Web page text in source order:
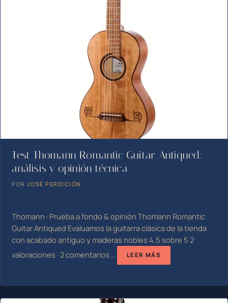
Test Thomann Romantic Guitar Antiqued:
análisis y opinión técnica
PORJOSÉ PERDICIÓN
Thomann · Prueba a fondo & opinión Thomann Romantic
Guitar Antiqued Evaluamos la guitarra clásica de la tienda
con acabado antiguo y maderas nobles 4.5 sobre 5 2
valoraciones · 2 comentarios …
LEER MÁS